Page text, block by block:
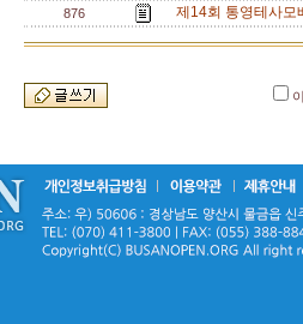
876 제14회 통영테사